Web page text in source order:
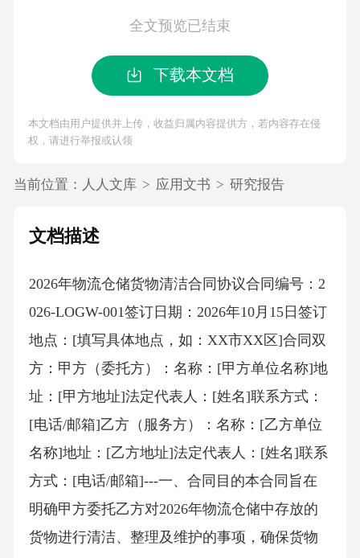
全文预览已结束
下载本文档
本文档由用户提供并上传，收益归属内容提供方，若内容存在侵
权，请进行举报或认领
当前位置： 人人文库 > 应用文书 > 研究报告
文档描述
2026年物流仓储货物清洁合同协议合同编号：2
026-LOGW-001签订日期：2026年10月15日签订
地点：[填写具体地点，如：XX市XX区]合同双
方：甲方（委托方）：名称：[甲方单位名称]地
址：[甲方地址]法定代表人：[姓名]联系方式：
[电话/邮箱]乙方（服务方）：名称：[乙方单位
名称]地址：[乙方地址]法定代表人：[姓名]联系
方式：[电话/邮箱]---一、合同目的本合同旨在
明确甲方委托乙方对2026年物流仓储中存放的
货物进行清洁、整理及维护的事项，确保货物